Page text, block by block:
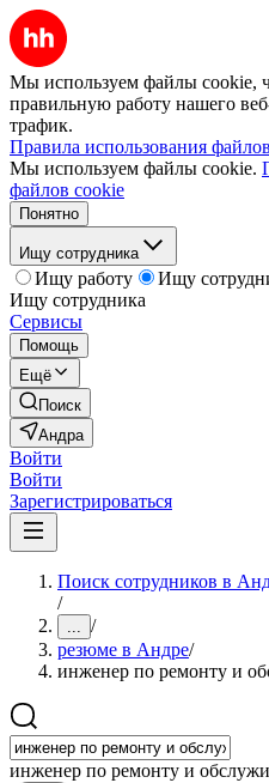
Мы используем файлы cookie,
правильную работу нашего
трафик.
Правила использования
Мы используем файлы cookie.
файлов cookie
Понятно
Ищу сотрудника
Ищу работу
Ищу
Ищу сотрудника
Сервисы
Помощь
Ещё
Поиск
Андра
Войти
Войти
Зарегистрироваться
Поиск сотрудников в
/
... /
резюме в Андре/
инженер по ремонту и
инженер по ремонту и